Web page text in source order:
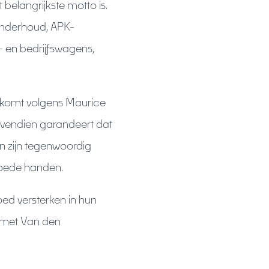
motto is.
APK-
en bedrijfswagens,
volgens Maurice
garandeert dat
zijn tegenwoordig
handen.
versterken in hun
Van den